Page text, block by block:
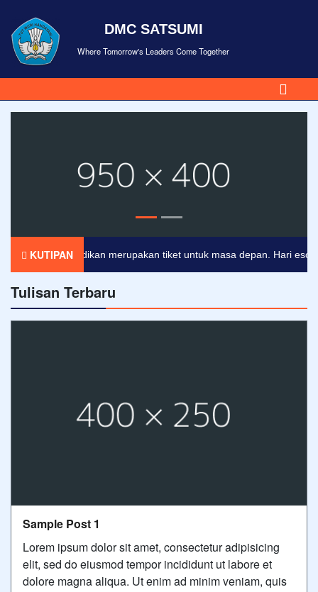
DMC SATSUMI
Where Tomorrow's Leaders Come Together
KUTIPAN
Pendidikan merupakan tiket untuk masa depan. Hari esok
Tulisan Terbaru
Sample Post 1
Lorem ipsum dolor sit amet, consectetur adipisicing
elit, sed do eiusmod tempor incididunt ut labore et
dolore magna aliqua. Ut enim ad minim veniam, quis